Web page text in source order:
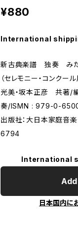
¥880
International
新古典楽譜 独奏 み
（セレモニー・コンクー
光美・坂本正彦 共著/
奏/ISMN : 979-0-
出版社：大日本家庭音
6794
International
日本国内に